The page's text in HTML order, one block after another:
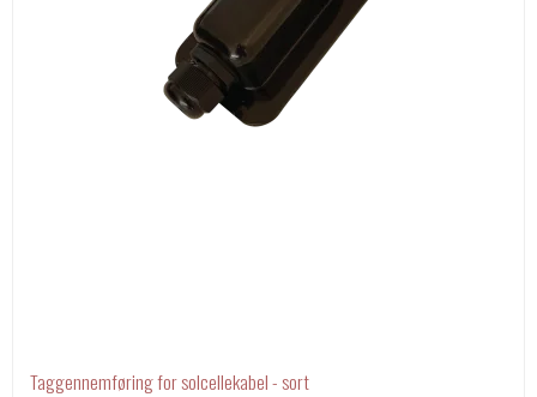
Taggennemføring for solcellekabel - sort